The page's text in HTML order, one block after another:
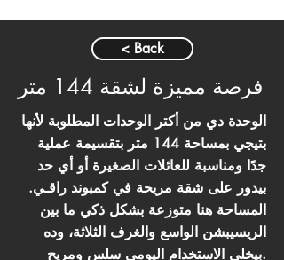
< Back
فرصة مميزة لشقة 144 متر
الوحدة دي من أكتر الوحدات المطلوبة لأنها
بتيجي بمساحة 144 متر بتقسيمة عملية
جدًا ومناسبة للعائلات الصغيرة أو أي حد
بيدور على شقة مريحة في كمبوند راقـي.
المساحة هنا متوزعة بشكل ذكي ما بين
الريسيبشن الواسع والغرف الثلاثة، وده
بيخلي الاستخدام اليومي سلس ومريح.